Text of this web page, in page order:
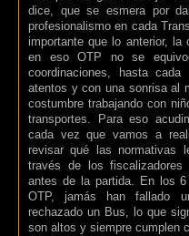
dice, que se esmera por
profesionalismo en cada
importante que lo anterior,
en eso OTP no se
coordinaciones, hasta
atentos y con una sonrisa al
costumbre trabajando con
transportes. Para eso
cada vez que vamos a
revisar qué las normativas
través de los
antes de la partida. En los
OTP, jamás han fallado
rechazado un Bus, lo que
son altos y siempre cumplen